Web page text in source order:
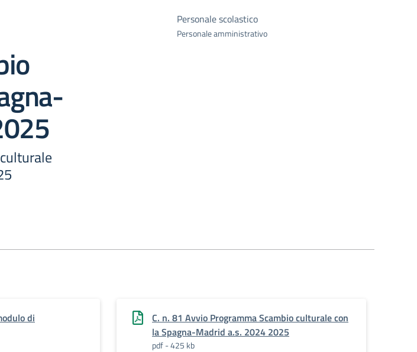
Personale scolastico
Personale amministrativo
di
C. n. 81 Avvio Programma Scambio culturale con
la Spagna-Madrid a.s. 2024 2025
pdf - 425 kb